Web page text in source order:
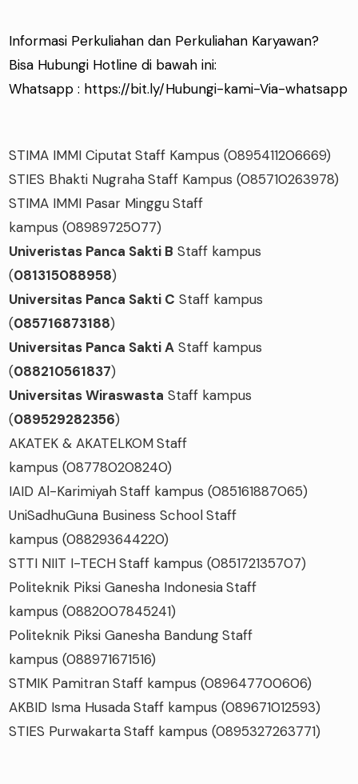
Informasi Perkuliahan dan Perkuliahan Karyawan?
Bisa Hubungi Hotline di bawah ini:
Whatsapp : https://bit.ly/Hubungi-kami-Via-whatsapp
STIMA IMMI Ciputat Staff Kampus(0895411206669)
STIES Bhakti NugrahaStaff Kampus(085710263978)
STIMA IMMI Pasar MingguStaff
kampus(08989725077)
Univeristas Panca Sakti B Staff kampus
(081315088958)
Universitas Panca Sakti C Staff kampus
(085716873188)
Universitas Panca Sakti A Staff kampus
(088210561837)
Universitas Wiraswasta Staff kampus
(089529282356)
AKATEK & AKATELKOMStaff
kampus(087780208240)
IAID Al-KarimiyahStaff kampus(085161887065)
UniSadhuGuna Business SchoolStaff
kampus(088293644220)
STTI NIIT I-TECHStaff kampus(085172135707)
Politeknik Piksi Ganesha IndonesiaStaff
kampus(0882007845241)
Politeknik Piksi Ganesha BandungStaff
kampus(088971671516)
STMIK PamitranStaff kampus(089647700606)
AKBID Isma HusadaStaff kampus(089671012593)
STIES PurwakartaStaff kampus(0895327263771)